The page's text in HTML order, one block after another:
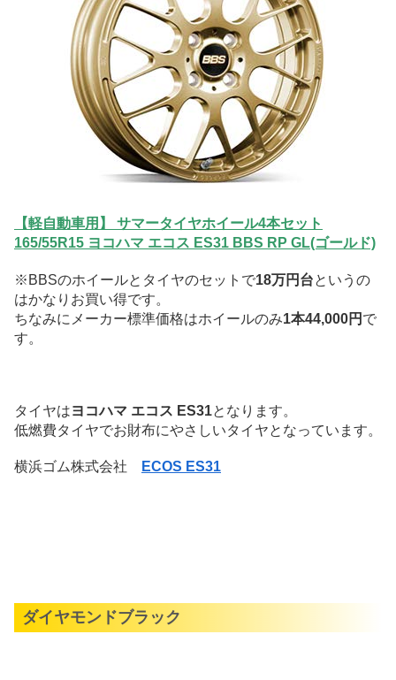
【軽自動車用】 サマータイヤホイール4本セット
165/55R15 ヨコハマ エコス ES31 BBS RP GL(ゴールド)
※BBSのホイールとタイヤのセットで18万円台というの
はかなりお買い得です。
ちなみにメーカー標準価格はホイールのみ1本44,000円 で
す。
タイヤはヨコハマ エコス ES31となります。
低燃費タイヤでお財布にやさしいタイヤとなっています。
横浜ゴム株式会社 ECOS ES31
ダイヤモンドブラック